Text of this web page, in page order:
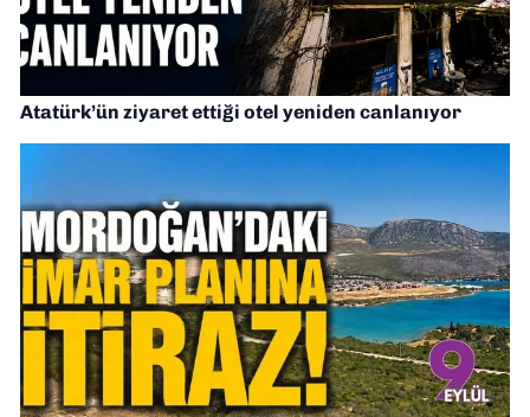
Atatürk’ün ziyaret ettiği otel yeniden canlanıyor